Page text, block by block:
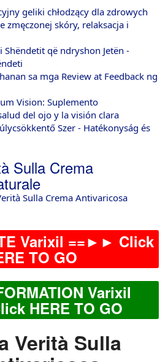
geliki chłodzący dla zdrowych
zmęczonej skóry, relaksacja i
që ndryshon Jetën -
sa mga Review at Feedback ng
Vision: Suplemento
del ojo y la visión clara
Szer - Hatékonyság és
Sulla Crema
Sulla Crema Antivaricosa
Varixil ==►► Click
TO GO
Varixil
HERE TO GO
Verità Sulla